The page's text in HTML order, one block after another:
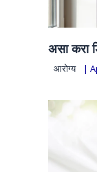
असा करा
आरोग्य |